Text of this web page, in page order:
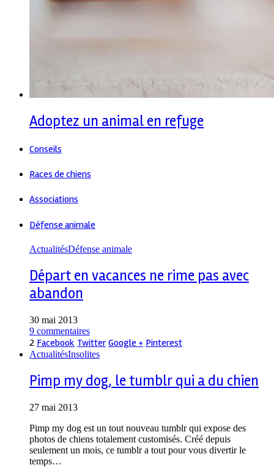
Adoptez un animal en refuge
Conseils
Races de chiens
Associations
Défense animale
ActualitésDéfense animale
Départ en vacances ne rime pas avec
abandon
30 mai 2013
9 commentaires
2 Facebook Twitter Google + Pinterest
ActualitésInsolites
Pimp my dog, le tumblr qui a du chien
27 mai 2013
Pimp my dog est un tout nouveau tumblr qui expose des
photos de chiens totalement customisés. Créé depuis
seulement un mois, ce tumblr a tout pour vous divertir le
temps…